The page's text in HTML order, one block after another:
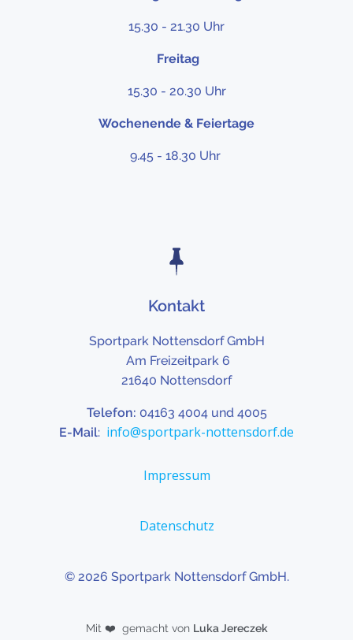
15.30 - 21.30 Uhr
Freitag
15.30 - 20.30 Uhr
Wochenende & Feiertage
9.45 - 18.30 Uhr
Kontakt
Sportpark Nottensdorf GmbH
Am Freizeitpark 6
21640 Nottensdorf
Telefon: 04163 4004 und 4005
E-Mail: info@sportpark-nottensdorf.de
Impressum
Datenschutz
© 2026 Sportpark Nottensdorf GmbH.
Mit ❤️ gemacht von Luka Jereczek